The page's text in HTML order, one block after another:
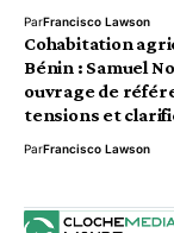
ParFrancisco Lawson
Cohabitation
Bénin : Samuel
ouvrage de
tensions et
ParFrancisco Lawson